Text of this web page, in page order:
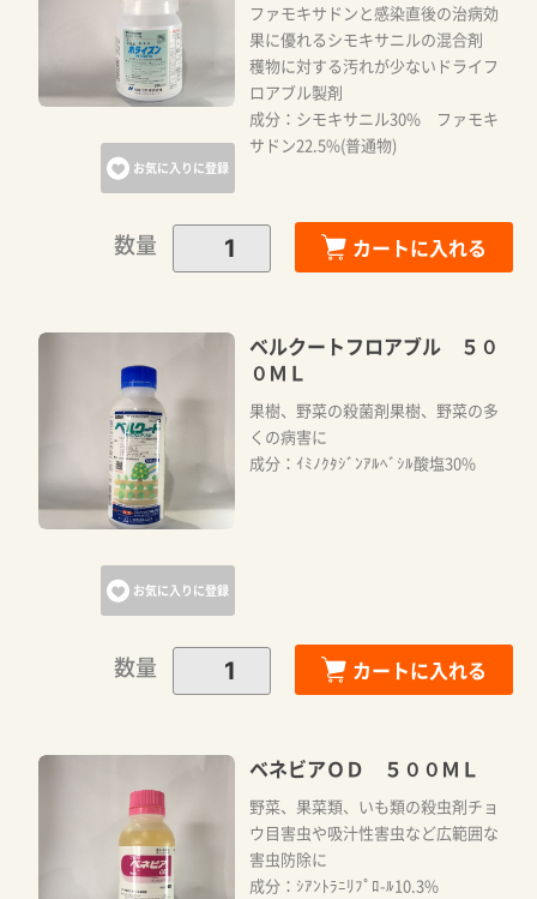
お気に入りに登録
ファモキサドンと感染直後の治病効
果に優れるシモキサニルの混合剤
穫物に対する汚れが少ないドライフ
ロアブル製剤
成分：シモキサニル30% ファモキ
サドン22.5%(普通物)
数量 カートに入れる
お気に入りに登録
ベルクートフロアブル ５０
０ＭＬ
果樹、野菜の殺菌剤果樹、野菜の多
くの病害に
成分：ｲﾐﾉｸﾀｼﾞﾝｱﾙﾍﾞｼﾙ酸塩30%
数量 カートに入れる
ベネビアＯＤ ５００ＭＬ
野菜、果菜類、いも類の殺虫剤チョ
ウ目害虫や吸汁性害虫など広範囲な
害虫防除に
成分：ｼｱﾝﾄﾗﾆﾘﾌﾟﾛ-ﾙ10.3%